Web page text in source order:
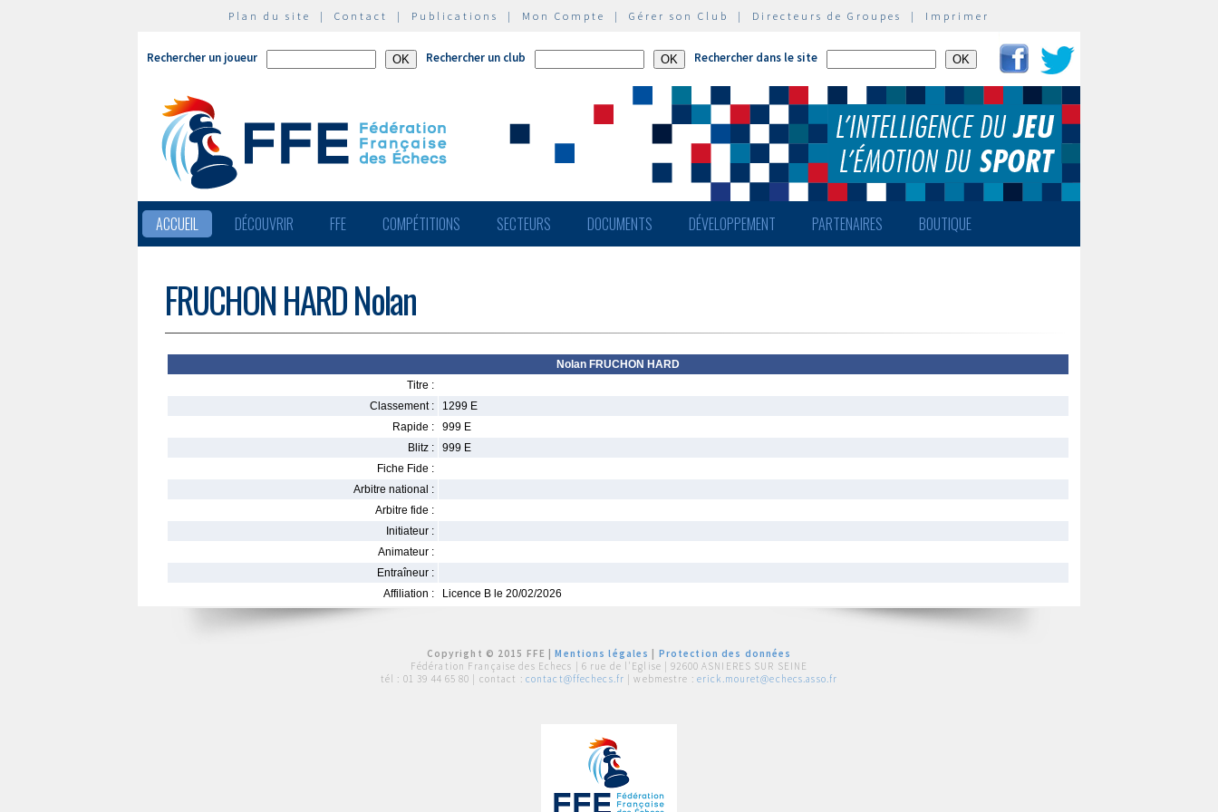
Plan du site | Contact | Publications | Mon Compte | Gérer son Club | Directeurs de Groupes | Imprimer
Rechercher un joueur Rechercher un club Rechercher dans le site
ACCUEIL DÉCOUVRIR FFE COMPÉTITIONS SECTEURS DOCUMENTS DÉVELOPPEMENT PARTENAIRES BOUTIQUE
FRUCHON HARD Nolan
Nolan FRUCHON HARD
Titre :
Classement :
1299 E
Rapide :
999 E
Blitz :
999 E
Fiche Fide :
Arbitre national :
Arbitre fide :
Initiateur :
Animateur :
Entraîneur :
Affiliation :
Licence B le 20/02/2026
Copyright © 2015 FFE |Mentions légales
Protection des données
Fédération Française des Echecs | 6 rue de l'Eglise | 92600 ASNIERES SUR SEINE
tél : 01 39 44 65 80 | contact : contact@ffechecs.fr | webmestre : erick.mouret@echecs.asso.fr